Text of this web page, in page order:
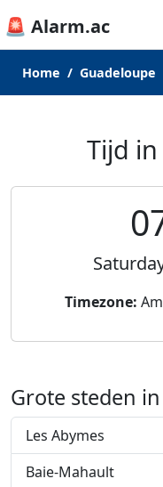
🚨 Alarm.ac
Home Guadeloupe
Tijd
Timezone:
Grote steden
Les Abymes
Baie-Mahault